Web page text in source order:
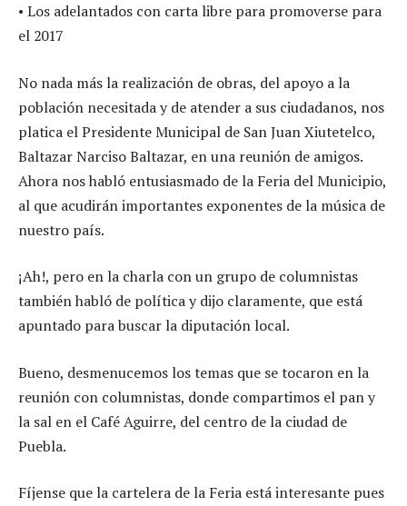
• Los adelantados con carta libre para promoverse para
el 2017
No nada más la realización de obras, del apoyo a la
población necesitada y de atender a sus ciudadanos, nos
platica el Presidente Municipal de San Juan Xiutetelco,
Baltazar Narciso Baltazar, en una reunión de amigos.
Ahora nos habló entusiasmado de la Feria del Municipio,
al que acudirán importantes exponentes de la música de
nuestro país.
¡Ah!, pero en la charla con un grupo de columnistas
también habló de política y dijo claramente, que está
apuntado para buscar la diputación local.
Bueno, desmenucemos los temas que se tocaron en la
reunión con columnistas, donde compartimos el pan y
la sal en el Café Aguirre, del centro de la ciudad de
Puebla.
Fíjense que la cartelera de la Feria está interesante pues